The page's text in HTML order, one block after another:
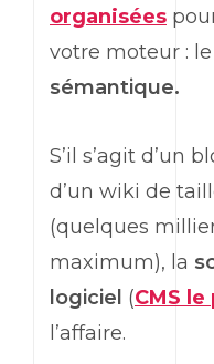
organisées
votre moteur : le
sémantique.
S’il s’agit d’un
d’un wiki de
(quelques
maximum), la
logiciel (CMS
l’affaire.